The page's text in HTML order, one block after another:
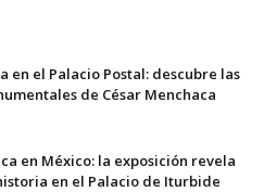
en el Palacio Postal: descubre las
de César Menchaca
en México: la exposición revela
en el Palacio de Iturbide